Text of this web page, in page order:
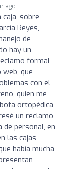
ago
caja, sobre
Reyes,
de
hay un
formal
que
con el
quien me
ortopédica
un reclamo
personal, en
las cajas
había mucha